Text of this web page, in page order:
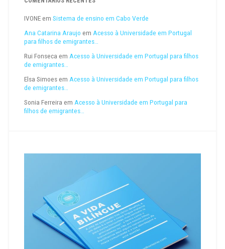
IVONEem Sistema de ensino em Cabo Verde
Ana Catarina Araujo em Acesso à Universidade em Portugal
para filhos de emigrantes…
Rui Fonseca em Acesso à Universidade em Portugal para filhos
de emigrantes…
Elsa Simoesem Acesso à Universidade em Portugal para filhos
de emigrantes…
Sonia Ferreira em Acesso à Universidade em Portugal para
filhos de emigrantes…